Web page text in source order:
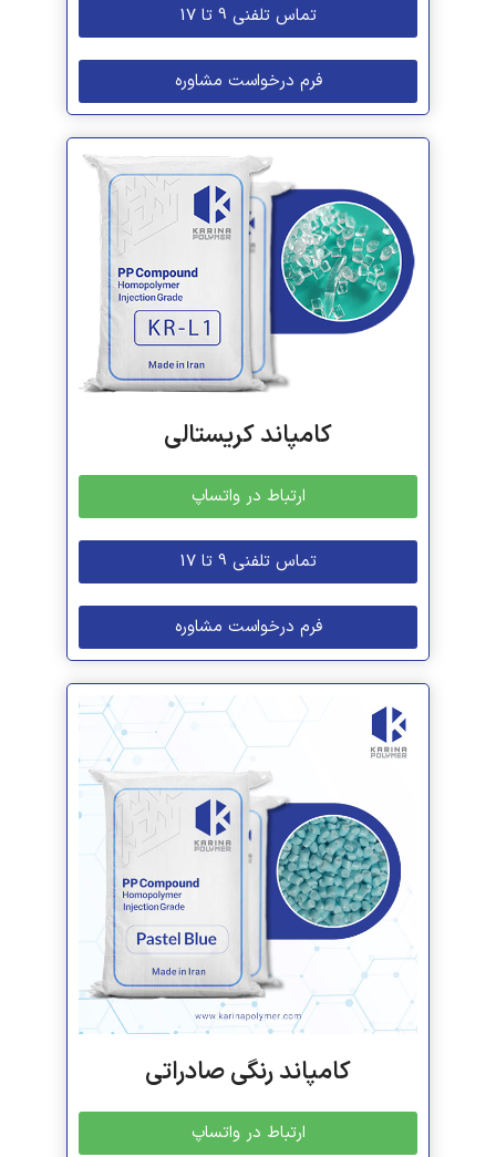
تماس تلفنی 9 تا 17
فرم درخواست مشاوره
کامپاند کریستالی
ارتباط در واتساپ
تماس تلفنی 9 تا 17
فرم درخواست مشاوره
کامپاند رنگی صادراتی
ارتباط در واتساپ